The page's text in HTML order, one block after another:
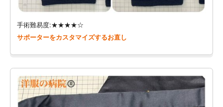
手術難易度:★★★★☆
サポーターをカスタマイズするお直し